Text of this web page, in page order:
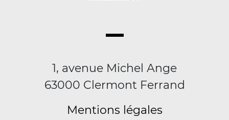
1, avenue Michel Ange
63000 Clermont Ferrand
Mentions légales